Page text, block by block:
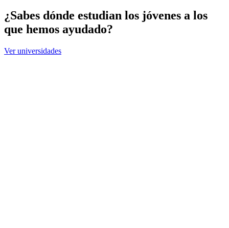
¿Sabes dónde estudian los jóvenes a los
que hemos ayudado?
Ver universidades